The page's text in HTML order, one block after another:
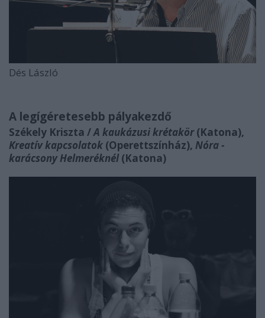
Dés László
A legígéretesebb pályakezdő
Székely Kriszta /A kaukázusi krétakör(Katona),
Kreatív kapcsolatok (Operettszínház), Nóra -
karácsony Helmeréknél (Katona)